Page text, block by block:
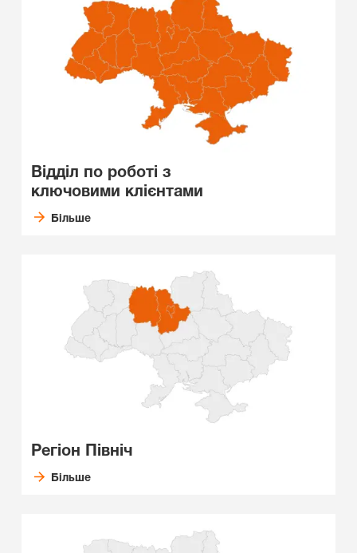
Відділ по роботі з
ключовими клієнтами
Більше
Регіон Північ
Більше